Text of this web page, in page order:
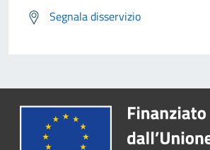
Segnala disservizio